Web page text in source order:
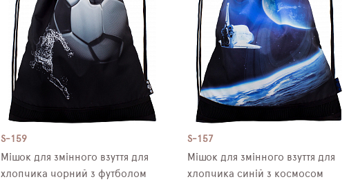
S-159
Мішок для змінного взуття для
хлопчика чорний з футболом
S-157
Мішок для змінного взуття для
хлопчика синій з космосом